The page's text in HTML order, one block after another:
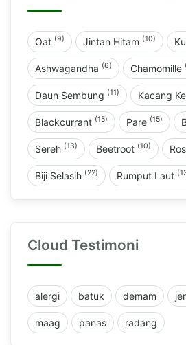
Oat (9) Jintan Hitam (10)
Ashwagandha (6) Chamomille
Daun Sembung (11) Kacang
Blackcurrant (15) Pare (15)
Sereh (13) Beetroot (10)
Biji Selasih (22) Rumput Laut
Cloud Testimoni
alergi batuk demam
maag panas radang